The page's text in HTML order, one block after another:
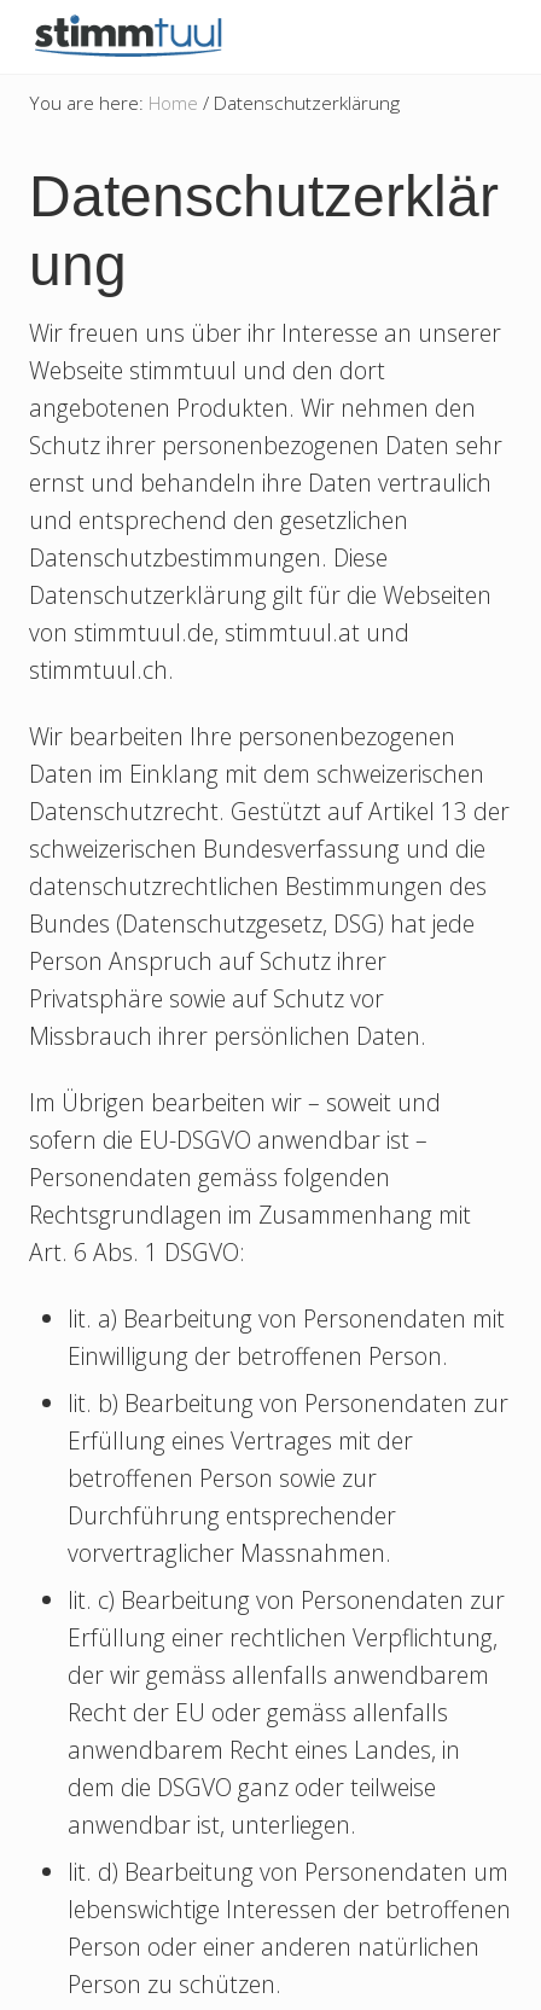
Menu
Skip
right
navigation
Skip
main
Skip
secondary
singen
You are here: Home / Datenschutzerklärung
Datenschutzerklär
ung
Wir freuen uns über ihr Interesse an unserer
Webseite stimmtuul und den dort
angebotenen Produkten. Wir nehmen den
Schutz ihrer personenbezogenen Daten sehr
ernst und behandeln ihre Daten vertraulich
und entsprechend den gesetzlichen
Datenschutzbestimmungen. Diese
Datenschutzerklärung gilt für die Webseiten
von stimmtuul.de, stimmtuul.at und
stimmtuul.ch.
Wir bearbeiten Ihre personenbezogenen
Daten im Einklang mit dem schweizerischen
Datenschutzrecht. Gestützt auf Artikel 13 der
schweizerischen Bundesverfassung und die
datenschutzrechtlichen Bestimmungen des
Bundes (Datenschutzgesetz, DSG) hat jede
Person Anspruch auf Schutz ihrer
Privatsphäre sowie auf Schutz vor
Missbrauch ihrer persönlichen Daten.
Im Übrigen bearbeiten wir – soweit und
sofern die EU-DSGVO anwendbar ist –
Personendaten gemäss folgenden
Rechtsgrundlagen im Zusammenhang mit
Art. 6 Abs. 1 DSGVO:
lit. a) Bearbeitung von Personendaten mit
Einwilligung der betroffenen Person.
lit. b) Bearbeitung von Personendaten zur
Erfüllung eines Vertrages mit der
betroffenen Person sowie zur
Durchführung entsprechender
vorvertraglicher Massnahmen.
lit. c) Bearbeitung von Personendaten zur
Erfüllung einer rechtlichen Verpflichtung,
der wir gemäss allenfalls anwendbarem
Recht der EU oder gemäss allenfalls
anwendbarem Recht eines Landes, in
dem die DSGVO ganz oder teilweise
anwendbar ist, unterliegen.
lit. d) Bearbeitung von Personendaten um
lebenswichtige Interessen der betroffenen
Person oder einer anderen natürlichen
Person zu schützen.